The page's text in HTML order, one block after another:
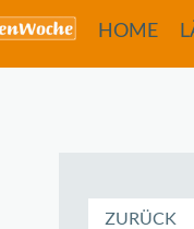
HOME
ZURÜCK